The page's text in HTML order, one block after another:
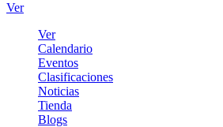
Ver
Ver
Calendario
Eventos
Clasificaciones
Noticias
Tienda
Blogs